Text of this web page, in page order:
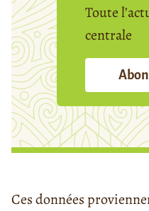
Toute
centrale
Ces données